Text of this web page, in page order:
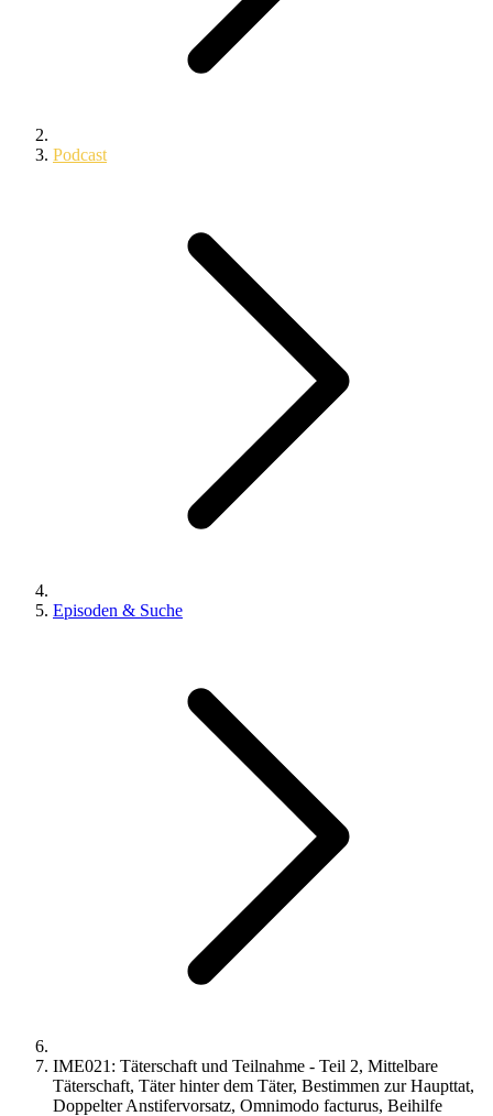
Podcast
Episoden & Suche
IME021: Täterschaft und Teilnahme - Teil 2, Mittelbare
Täterschaft, Täter hinter dem Täter, Bestimmen zur Haupttat,
Doppelter Anstifervorsatz, Omnimodo facturus, Beihilfe